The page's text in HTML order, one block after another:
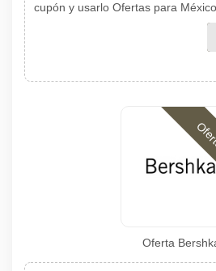
cupón y usarlo Ofertas para
Oferta